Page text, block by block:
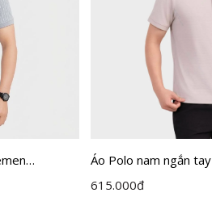
Áo Polo nam ngắn
IPS112EDP01
615.000đ